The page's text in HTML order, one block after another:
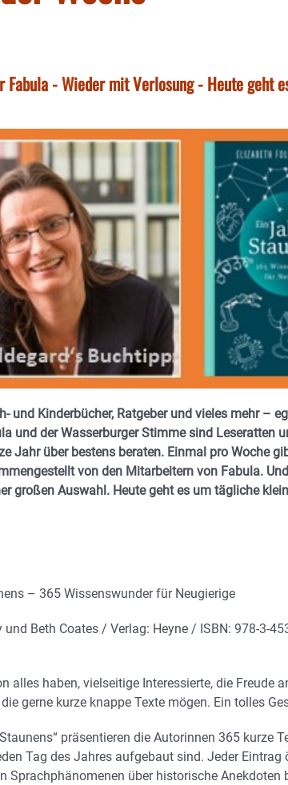
Fabula - Wieder mit Verlosung - Heute geht
und Kinderbücher, Ratgeber und vieles mehr –
und der Wasserburger Stimme sind Leseratten
Jahr über bestens beraten. Einmal pro Woche
von den Mitarbeitern von Fabula.
großen Auswahl. Heute geht es um tägliche
– 365 Wissenswunder für Neugierige
und Beth Coates / Verlag: Heyne / ISBN: 978-3-
alles haben, vielseitige Interessierte, die Freude
gerne kurze knappe Texte mögen. Ein tolles
präsentieren die Autorinnen 365 kurze
Tag des Jahres aufgebaut sind. Jeder Eintrag
Sprachphänomenen über historische Anekdoten